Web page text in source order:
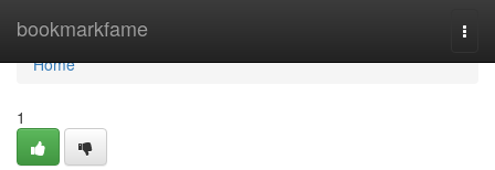
bookmarkfame
Home
Home
1